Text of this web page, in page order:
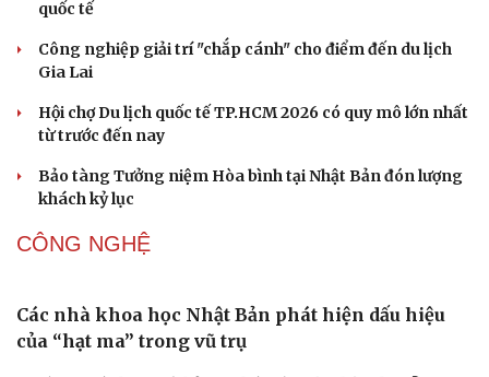
Văn hóa
Sân khấu - Điện ảnh
Văn học
Di sản
Nghệ sĩ
Khi bảo tàng đưa hiện vật bước ra khỏi tủ kính trò
chuyện cùng công chúng
DU LỊCH
Những hương vị đưa TP.HCM thành thiên đường
ẩm thực đường phố hàng đầu thế giới
quốc tế
Gia Lai
Hội chợ Du lịch quốc tế TP.HCM 2026 có quy mô lớn nhất